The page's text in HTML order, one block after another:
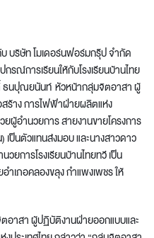
บริษัท โมเดอร์นฟอร์มกรุ๊ป จำกัด
รณ์การเรียนให้กับโรงเรียนบ้านไทย
ธนปุณยนันท์ หัวหน้ากลุ่มจิตอาสา ผู้
ร้าง การไฟฟ้าฝ่ายผลิตแห่ง
ยผู้อำนวยการ สายงานขายโครงการ
ป็นตัวแทนส่งมอบ และนางสาวดาว
ยการโรงเรียนบ้านไทยทวี เป็น
เภอคลองขลุง กำแพงเพชร ให้
าสา ผู้ปฏิบัติงานฝ่ายออกแบบและ